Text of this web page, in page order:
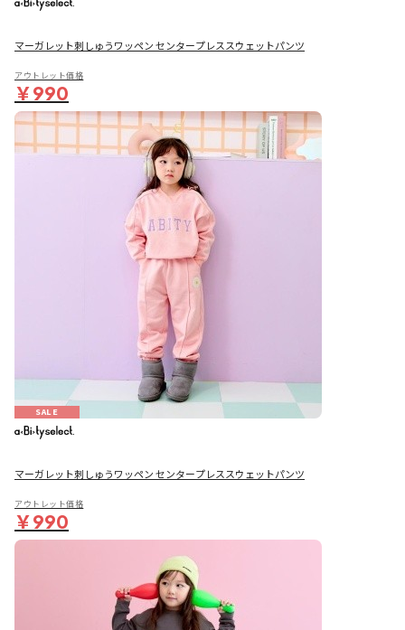
マーガレット刺しゅうワッペン センタープレススウェットパンツ
アウトレット価格
￥990
SALE
マーガレット刺しゅうワッペン センタープレススウェットパンツ
アウトレット価格
￥990